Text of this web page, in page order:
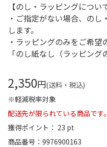
【のし・ラッピングについ
・ご指定がない場合、の
します。
・ラッピングのみをご希
「のし紙なし（ラッピング
2,350円(送料・税込)
※軽減税率対象
配送先が限られている商品です。
獲得ポイント： 23 pt
商品番号
9976900163